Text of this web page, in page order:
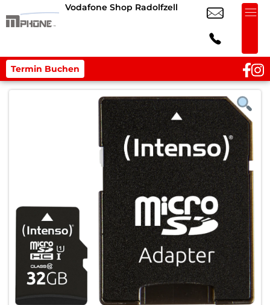
Vodafone Shop Radolfzell
Termin Buchen